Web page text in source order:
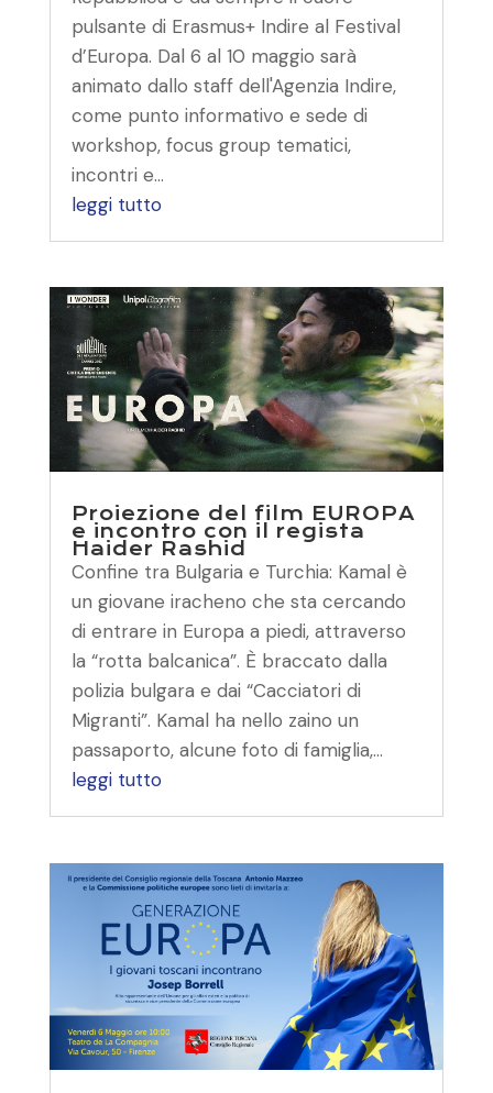
pulsante di Erasmus+ Indire al Festival
d’Europa. Dal 6 al 10 maggio sarà
animato dallo staff dell'Agenzia Indire,
come punto informativo e sede di
workshop, focus group tematici,
incontri e...
leggi tutto
Proiezione del film EUROPA
e incontro con il regista
Haider Rashid
Confine tra Bulgaria e Turchia: Kamal è
un giovane iracheno che sta cercando
di entrare in Europa a piedi, attraverso
la “rotta balcanica”. È braccato dalla
polizia bulgara e dai “Cacciatori di
Migranti”. Kamal ha nello zaino un
passaporto, alcune foto di famiglia,...
leggi tutto